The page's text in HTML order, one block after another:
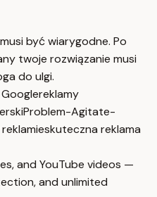
być wiarygodne. Po
twoje rozwiązanie musi
do ulgi.
reklamy
Problem-Agitate-
skuteczna reklama
and YouTube videos —
and unlimited